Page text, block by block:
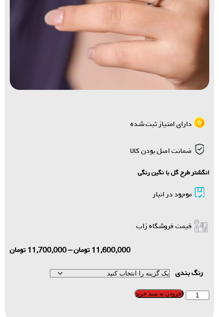
دارای امتیاز ثبت شده
ضمانت اصل بودن کالا
انگشتر طرح‌ گل با نگین رنگی
موجود در انبار
قیمت فروشگاه زاب
11,600,000تومان–
11,700,000تومان
رنگ بندی
افزودن به سبد خرید